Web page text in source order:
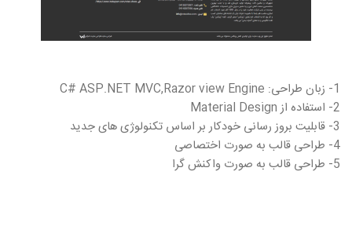
1- زبان طراحی: C# ASP.NET MVC,Razor view Engine
2- استفاده از Material Design
3- قابلیت بروز رسانی خودکار بر اساس تکنولوژی های جدید
4- طراحی قالب به صورت اختصاصی
5- طراحی قالب به صورت واکنش گرا